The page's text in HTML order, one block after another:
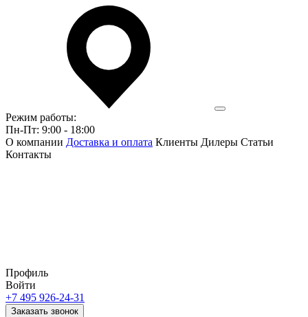
Режим работы:
Пн-Пт: 9:00 - 18:00
О компании Доставка и оплата Клиенты Дилеры Статьи
Контакты
Профиль
Войти
+7 495 926-24-31
Заказать звонок